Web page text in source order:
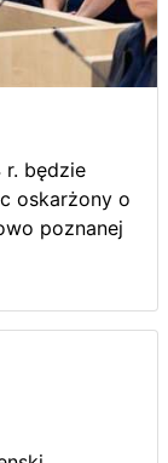
r. będzie
oskarżony o
poznanej